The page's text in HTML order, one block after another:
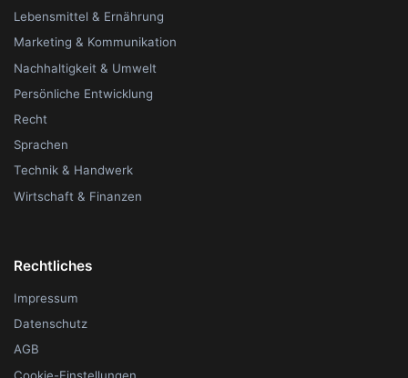
Lebensmittel & Ernährung
Marketing & Kommunikation
Nachhaltigkeit & Umwelt
Persönliche Entwicklung
Recht
Sprachen
Technik & Handwerk
Wirtschaft & Finanzen
Rechtliches
Impressum
Datenschutz
AGB
Cookie-Einstellungen